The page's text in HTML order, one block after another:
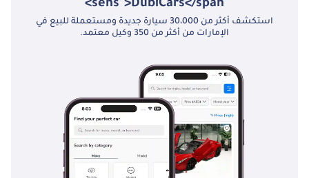
sens">DubiCars</span>
استكشف أكثر من 30،000 سيارة جديدة ومستعملة للبيع في
الإمارات من أكثر من 350 وكيل معتمد.